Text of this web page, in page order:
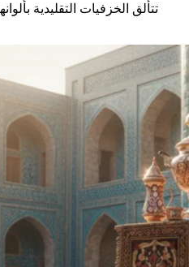
تتألق الخزفيات التقليدية